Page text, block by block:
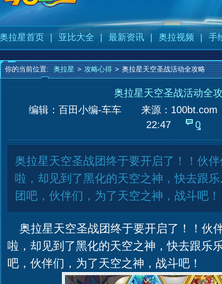
奥拉星首页 亚比大全 最新资讯 奥拉视频 手
你的当前位置: 奥拉星 > 攻略心得 > 奥拉星天空圣战活动全攻略
奥拉星天空圣战活动全
编辑：百田小编-车车
来源： 100bt.com
22:47
0
奥拉星天空圣战团终于要开启了！！伙
啦，却见到了黑化的天空之神，快去跟
团吧，伙伴们，为了天空之神，战斗吧
奥拉星天空圣战团终于要开启了！！伙
啦，却见到了黑化的天空之神，快去跟乐
吧，伙伴们，为了天空之神，战斗吧！